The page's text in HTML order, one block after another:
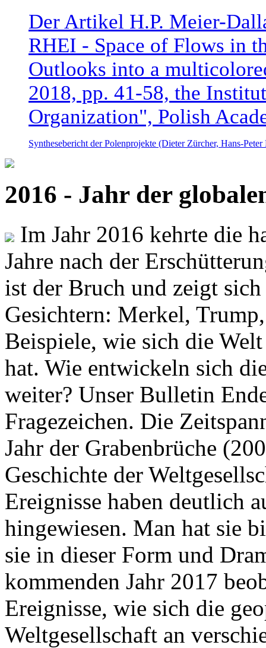
Der Artikel H.P. Meier-
RHEI - Space of Flows in
Outlooks into a
2018, pp. 41-58, the
Organization", Polish
Synthesebericht der Polenprojekte (Dieter Zürcher, Hans-
2016 - Jahr der
Im Jahr 2016 kehrte die
Jahre nach der
ist der Bruch und zeigt
Gesichtern: Merkel,
Beispiele, wie sich die
hat. Wie entwickeln sich
weiter? Unser Bulletin
Fragezeichen. Die
Jahr der Grabenbrüche
Geschichte der
Ereignisse haben deutlich
hingewiesen. Man hat sie
sie in dieser Form und
kommenden Jahr 2017
Ereignisse, wie sich die
Weltgesellschaft an